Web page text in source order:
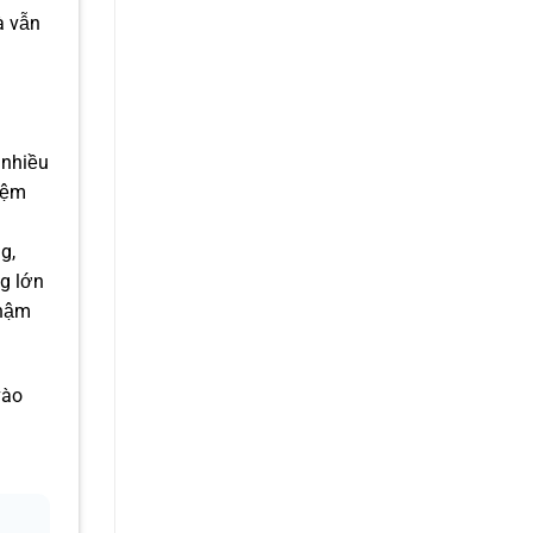
vẫn
lớn